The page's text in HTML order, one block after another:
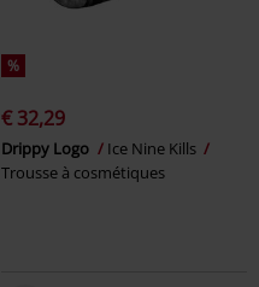
%
€ 32,29
Drippy Logo
Ice Nine Kills
Trousse à cosmétiques